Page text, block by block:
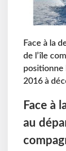
Face à la
de l’île
positionne
2016 à
Face à
au